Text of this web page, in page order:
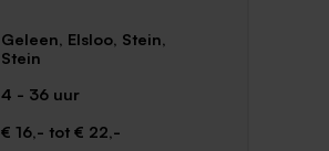
Geleen, Elsloo, Stein,
Stein
4 - 36 uur
€ 16,- tot € 22,-